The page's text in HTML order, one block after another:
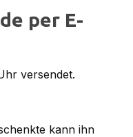
per E-
versendet.
kann ihn